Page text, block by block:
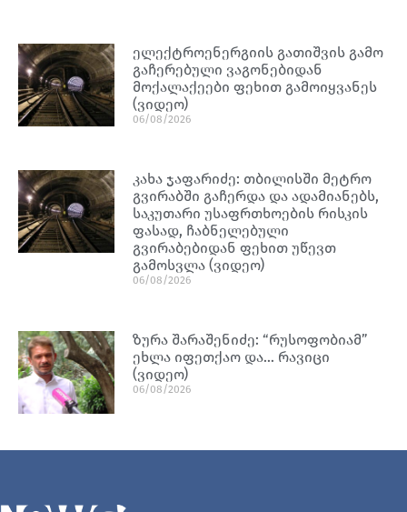
ელექტროენერგიის გათიშვის გამო
გაჩერებული ვაგონებიდან
მოქალაქეები ფეხით გამოიყვანეს
(ვიდეო)
06/08/2026
კახა ჯაფარიძე: თბილისში მეტრო
გვირაბში გაჩერდა და ადამიანებს,
საკუთარი უსაფრთხოების რისკის
ფასად, ჩაბნელებული
გვირაბებიდან ფეხით უწევთ
გამოსვლა (ვიდეო)
06/08/2026
ზურა შარაშენიძე: “რუსოფობიამ”
ეხლა იფეთქაო და… რავიცი
(ვიდეო)
06/08/2026